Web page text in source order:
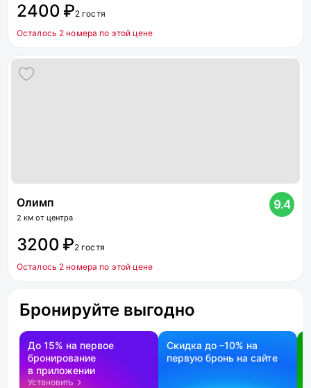
2400 ₽2 гостя
Осталось 2 номера по этой цене
Олимп
2 км от центра
9.4
3200 ₽2 гостя
Осталось 2 номера по этой цене
Бронируйте выгодно
До 15% на первое
бронирование
в приложении
Установить
Скидка до –10% на
первую бронь на сайте